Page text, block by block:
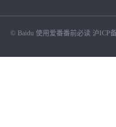
© Baidu 使用爱番番前必读 沪ICP